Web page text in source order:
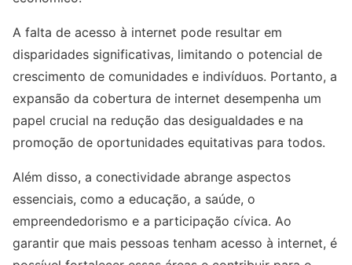
A falta de acesso à internet pode resultar em
disparidades significativas, limitando o potencial de
crescimento de comunidades e indivíduos. Portanto, a
expansão da cobertura de internet desempenha um
papel crucial na redução das desigualdades e na
promoção de oportunidades equitativas para todos.
Além disso, a conectividade abrange aspectos
essenciais, como a educação, a saúde, o
empreendedorismo e a participação cívica. Ao
garantir que mais pessoas tenham acesso à internet, é